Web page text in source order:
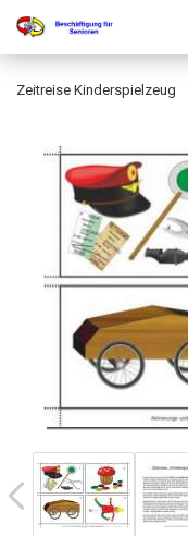
Zeitreise Kinderspielzeug